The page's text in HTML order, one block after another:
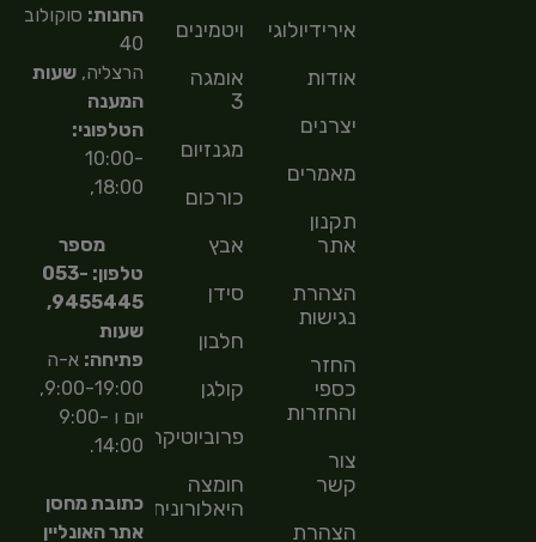
אירידיולוגיה
אודות
יצרנים
מאמרים
תקנון
אתר
הצהרת
נגישות
החזר
כספי
והחזרות
צור
קשר
הצהרת
ויטמינים
אומגה
3
מגנזיום
כורכום
אבץ
סידן
חלבון
קולגן
פרוביוטיקה
חומצה
היאלורונית
החנות: סוקולוב
40
הרצליה,שעות
המענה
הטלפוני:
10:00-
18:00,
מספר
טלפון: 053-
9455445,
שעות
פתיחה: א-ה
9:00-19:00,
יום ו 9:00-
14:00.
כתובת מחסן
אתר האונליין